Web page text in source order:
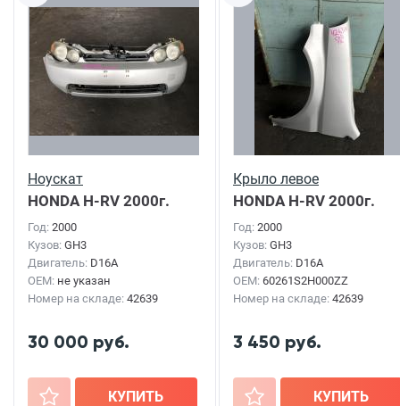
Ноускат
HONDA H-RV 2000г.
Год: 2000
Кузов: GH3
Двигатель: D16A
OEM: не указан
Номер на складе: 42639
30 000 руб.
+ КУПИТЬ
Крыло левое
HONDA H-RV 2000г.
Год: 2000
Кузов: GH3
Двигатель: D16A
OEM: 60261S2H000ZZ
Номер на складе: 42639
3 450 руб.
+ КУПИТЬ